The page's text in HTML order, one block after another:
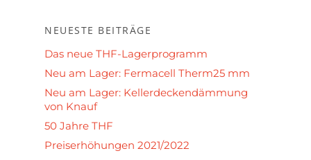
NEUESTE BEITRÄGE
Das neue THF-Lagerprogramm
Neu am Lager: Fermacell Therm25 mm
Neu am Lager: Kellerdeckendämmung
von Knauf
50 Jahre THF
Preiserhöhungen 2021/2022